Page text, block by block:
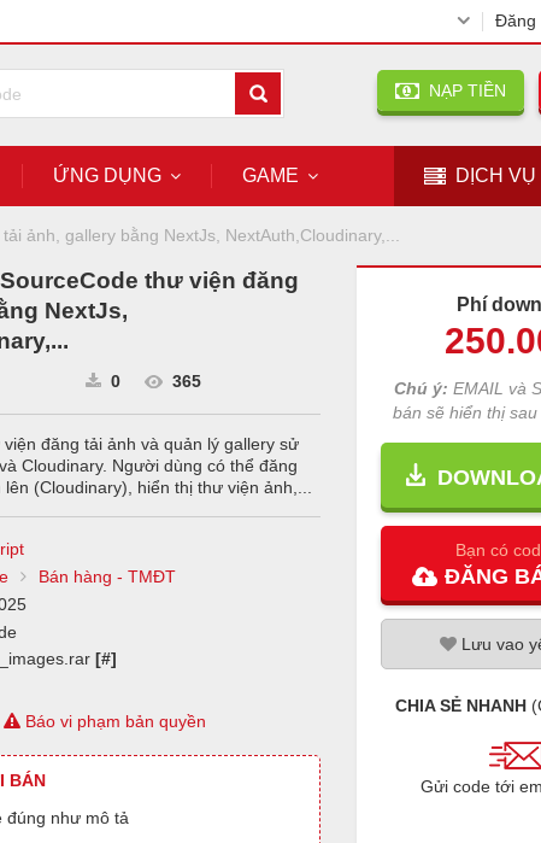
Đăng
NẠP TIỀN
ỨNG DỤNG GAME DỊCH VỤ
ảnh, gallery bằng NextJs, NextAuth,Cloudinary,...
SourceCode thư viện đăng
NextJs,
0 365
đăng tải ảnh và quản lý gallery sử
Cloudinary. Người dùng có thể đăng
(Cloudinary), hiển thị thư viện ảnh,...
Bán hàng - TMĐT
[#]
Báo vi phạm bản quyền
BÁN
đúng như mô tả
Phí
250
Chú ý: EMAIL và
bán sẽ hiển thị sau
Bạn có
ĐĂNG
Lưu vao
CHIA SẺ NHANH
Gửi code tới